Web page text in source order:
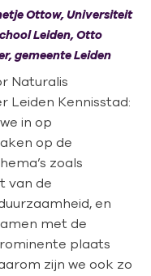
Ottow, Universiteit
Leiden, Otto
gemeente Leiden
Naturalis
Leiden Kennisstad:
in op
op de
zoals
van de
en
met de
plaats
zijn we ook zo